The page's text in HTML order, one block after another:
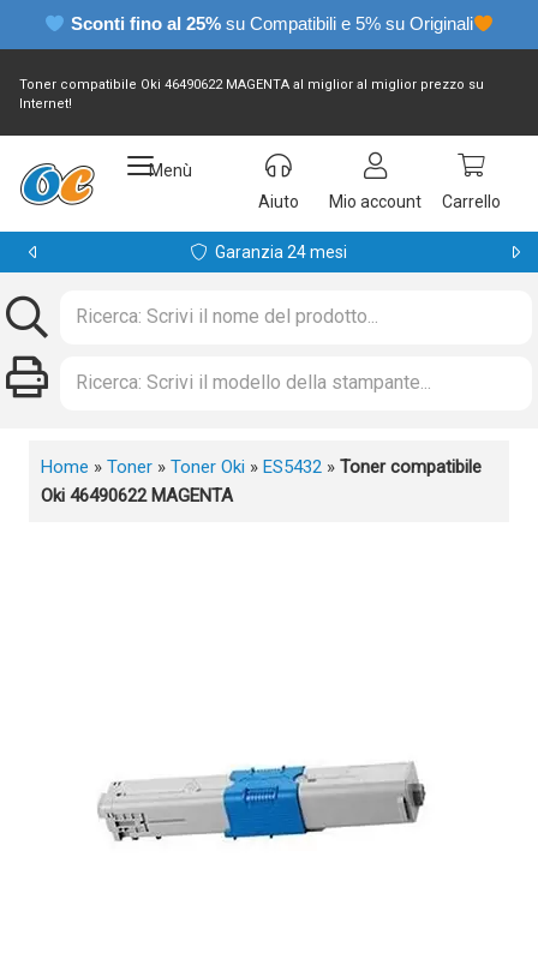
Sconti fino al 25% su Compatibili e 5% su Originali
Toner compatibile Oki 46490622 MAGENTA al miglior al miglior prezzo su
Internet!
Menù
Aiuto
Mio account Carrello
Garanzia 24 mesi
Home » Toner » Toner Oki » ES5432 » Toner compatibile
Oki 46490622 MAGENTA